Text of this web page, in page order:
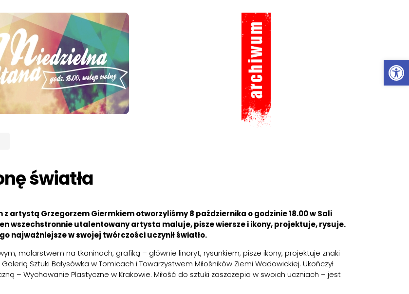
światła
artystą Grzegorzem Giermkiem otworzyliśmy 8 października o godzinie 18.00 w Sali
wszechstronnie utalentowany artysta maluje, pisze wiersze i ikony, projektuje, rysuje.
najważniejsze w swojej twórczości uczynił światło.
malarstwem na tkaninach, grafiką – głównie linoryt, rysunkiem, pisze ikony, projektuje znaki
Sztuki Bałysówka w Tomicach i Towarzystwem Miłośników Ziemi Wadowickiej. Ukończył
– Wychowanie Plastyczne w Krakowie. Miłość do sztuki zaszczepia w swoich uczniach – jest